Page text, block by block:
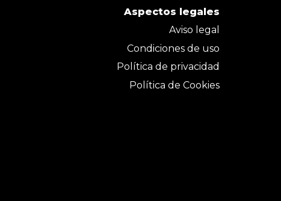
Aspectos legales
Aviso legal
Condiciones de uso
Política de privacidad
Política de Cookies